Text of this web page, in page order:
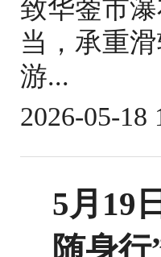
致华蓥市
当，承重
游...
2026-05-18
5月19
随身